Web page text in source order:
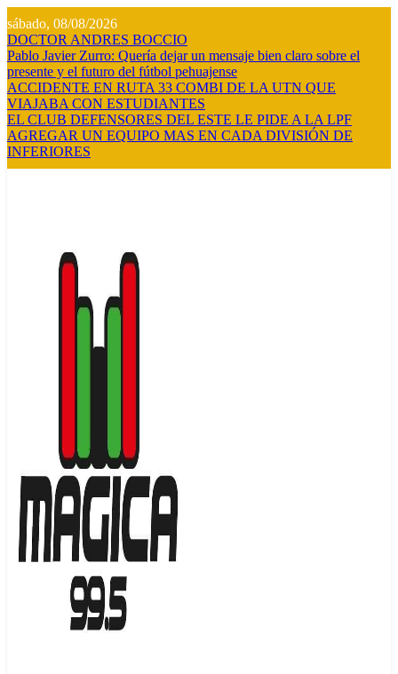
al
contenido
sábado, 08/08/2026
DOCTOR ANDRES BOCCIO
Pablo Javier Zurro: Quería dejar un mensaje bien claro sobre el
presente y el futuro del fútbol pehuajense
ACCIDENTE EN RUTA 33 COMBI DE LA UTN QUE
VIAJABA CON ESTUDIANTES
EL CLUB DEFENSORES DEL ESTE LE PIDE A LA LPF
AGREGAR UN EQUIPO MAS EN CADA DIVISIÓN DE
INFERIORES